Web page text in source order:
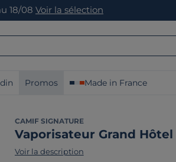
18/08 Voir la sélection
Promos Made in France
CAMIF SIGNATURE
Vaporisateur Grand Hôtel
Voir la description